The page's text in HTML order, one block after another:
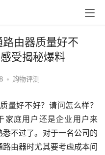
由器质量好不
受揭秘爆料
• 购物评测
量好不好？请问怎么样？
家庭用户还是企业用户来
不过了。对于一名公司的
由器时尤其要考虑成本问